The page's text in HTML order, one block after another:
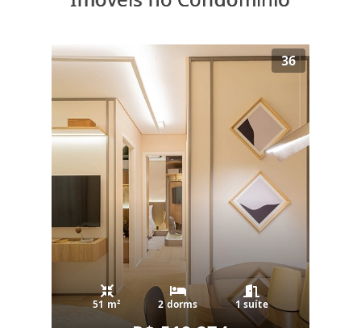
36
51 m² 2 dorms 1 suíte